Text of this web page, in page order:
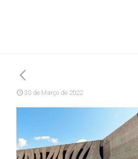
30 de Março de 2022